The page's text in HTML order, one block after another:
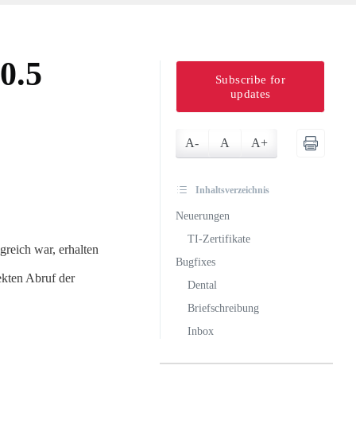
war, erhalten
Abruf der
Subscribe for
updates
A- A A+
Inhaltsverzeichnis
Neuerungen
TI-Zertifikate
Bugfixes
Dental
Briefschreibung
Inbox